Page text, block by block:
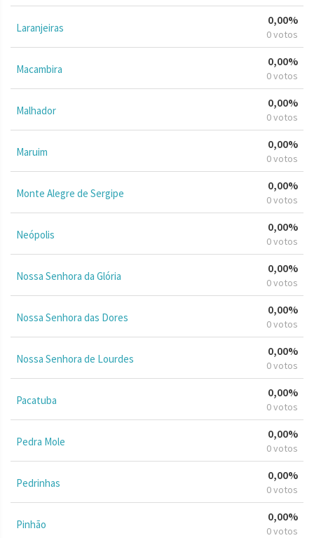
Laranjeiras
0,00%
0 votos
Macambira
0,00%
0 votos
Malhador
0,00%
0 votos
Maruim
0,00%
0 votos
Monte Alegre de Sergipe
0,00%
0 votos
Neópolis
0,00%
0 votos
Nossa Senhora da Glória
0,00%
0 votos
Nossa Senhora das Dores
0,00%
0 votos
Nossa Senhora de Lourdes
0,00%
0 votos
Pacatuba
0,00%
0 votos
Pedra Mole
0,00%
0 votos
Pedrinhas
0,00%
0 votos
Pinhão
0,00%
0 votos